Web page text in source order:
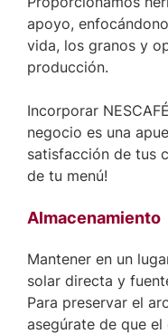
apoyo,
vida, los granos y
producción.
Incorporar
negocio es una
satisfacción de tus
de tu menú!
Almacenamiento
Mantener en un
solar directa y
Para preservar el
asegúrate de que